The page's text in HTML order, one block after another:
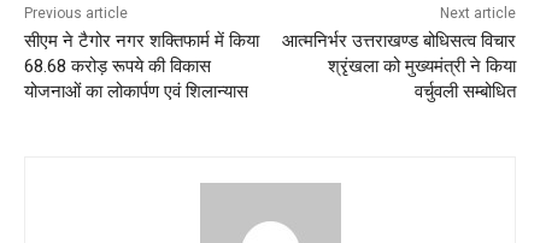
Previous article
सीएम ने टैगोर नगर शक्तिफार्म में किया
68.68 करोड़ रूपये की विकास
योजनाओं का लोकार्पण एवं शिलान्यास
Next article
आत्मनिर्भर उत्तराखण्ड बोधिसत्व विचार
श्रृंखला को मुख्यमंत्री ने किया
वर्चुवली सम्बोधित